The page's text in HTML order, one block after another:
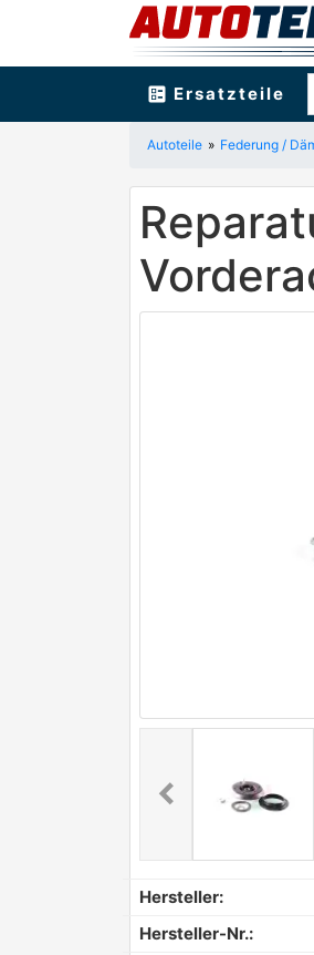
ballot Ersatzteile
Autoteile Federung /
chevron_leftPrevious
Hersteller:
Hersteller-Nr.: